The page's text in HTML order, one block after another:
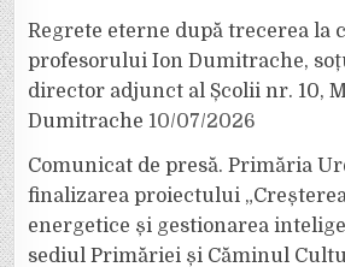
Regrete eterne după trecerea la
profesorului Ion Dumitrache,
director adjunct al Școlii nr. 10,
Dumitrache 10/07/2026
Comunicat de presă. Primăria
finalizarea proiectului
energetice și gestionarea
sediul Primăriei și Căminul